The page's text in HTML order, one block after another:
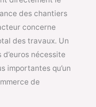
des chantiers
concerne
des travaux. Un
nécessite
importantes qu’un
de